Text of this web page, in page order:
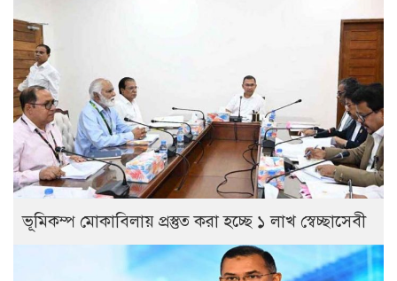
ভূমিকম্প মোকাবিলায় প্রস্তুত করা হচ্ছে ১ লাখ স্বেচ্ছাসেবী